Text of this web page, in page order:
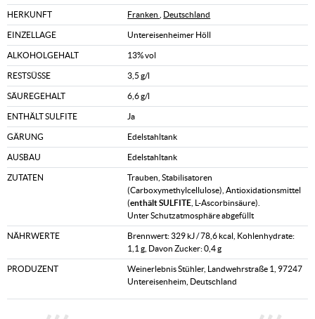
HERKUNFT Franken Deutschland
EINZELLAGE Untereisenheimer Höll
ALKOHOLGEHALT 13% vol
RESTSÜSSE 3,5 g/l
SÄUREGEHALT 6,6 g/l
ENTHÄLT SULFITE Ja
GÄRUNG Edelstahltank
AUSBAU Edelstahltank
ZUTATEN
Trauben, Stabilisatoren
(Carboxymethylcellulose), Antioxidationsmittel
(enthält SULFITE , L-Ascorbinsäure).
Unter Schutzatmosphäre abgefüllt
NÄHRWERTE
Brennwert: 329 kJ / 78,6 kcal, Kohlenhydrate:
1,1 g, Davon Zucker: 0,4 g
PRODUZENT
Weinerlebnis Stühler, Landwehrstraße 1, 97247
Untereisenheim, Deutschland